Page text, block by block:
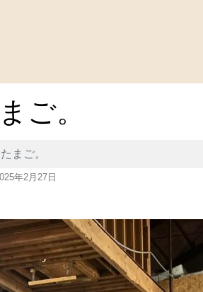
ご。
まご。
年2月27日